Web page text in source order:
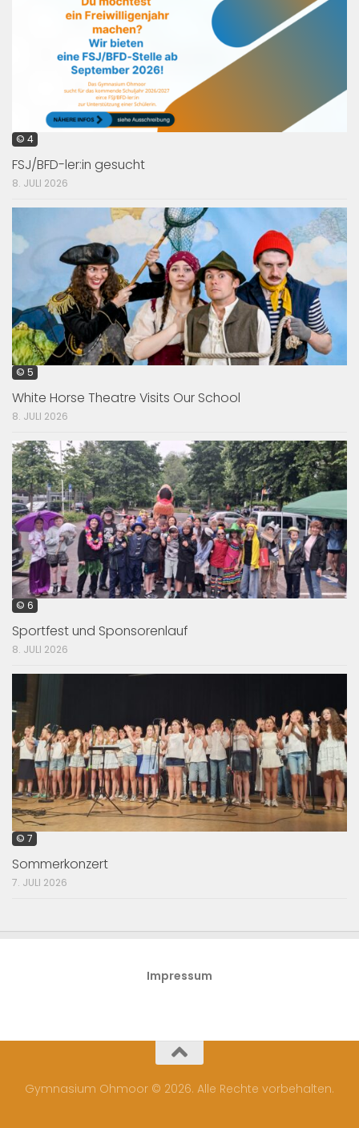
© 4
FSJ/BFD-ler:in gesucht
8. JULI 2026
© 5
White Horse Theatre Visits Our School
8. JULI 2026
© 6
Sportfest und Sponsorenlauf
8. JULI 2026
© 7
Sommerkonzert
7. JULI 2026
Impressum
Gymnasium Ohmoor © 2026. Alle Rechte vorbehalten.